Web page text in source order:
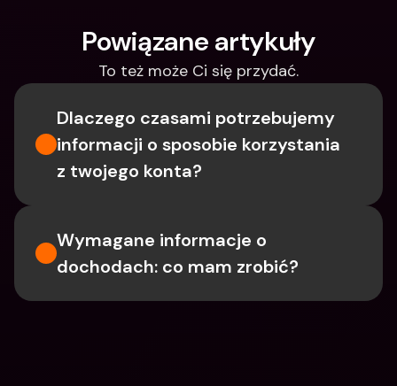
Powiązane artykuły
To też może Ci się przydać.
Dlaczego czasami potrzebujemy
informacji o sposobie korzystania
z twojego konta?
Wymagane informacje o
dochodach: co mam zrobić?